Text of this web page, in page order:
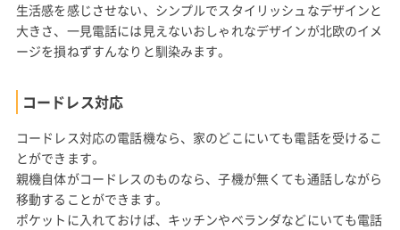
生活感を感じさせない、シンプルでスタイリッシュなデザインと
大きさ、一見電話には見えないおしゃれなデザインが北欧のイメ
ージを損ねずすんなりと馴染みます。
コードレス対応
コードレス対応の電話機なら、家のどこにいても電話を受けるこ
とができます。
親機自体がコードレスのものなら、子機が無くても通話しながら
移動することができます。
ポケットに入れておけば、キッチンやベランダなどにいても電話